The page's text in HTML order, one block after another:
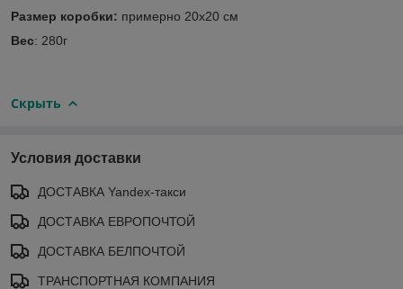
Размер коробки: примерно 20х20 см
Вес: 280г
Скрыть
Условия доставки
ДОСТАВКА Yandex-такси
ДОСТАВКА ЕВРОПОЧТОЙ
ДОСТАВКА БЕЛПОЧТОЙ
ТРАНСПОРТНАЯ КОМПАНИЯ